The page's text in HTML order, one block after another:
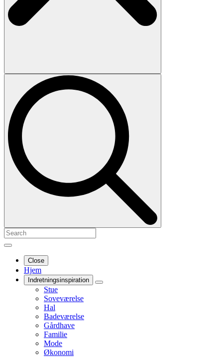
Close
Hjem
Indretningsinspiration
Stue
Soveværelse
Hal
Badeværelse
Gårdhave
Familie
Mode
Økonomi